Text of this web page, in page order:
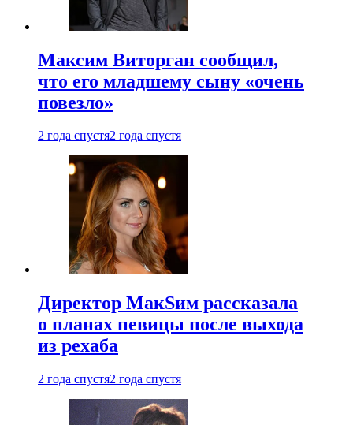
Максим Виторган сообщил,
что его младшему сыну «очень
повезло»
2 года спустя2 года спустя
Директор МакSим рассказала
о планах певицы после выхода
из рехаба
2 года спустя2 года спустя